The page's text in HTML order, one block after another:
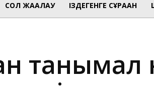
СОЛ ЖАҒАЛАУ ІЗДЕГЕНГЕ СҰРАҒАН
танымал